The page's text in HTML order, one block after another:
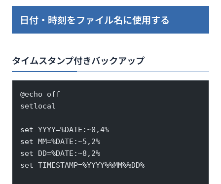
日付・時刻をファイル名に使用する
タイムスタンプ付きバックアップ
@echo off
setlocal
set YYYY=%DATE:~0,4%
set MM=%DATE:~5,2%
set DD=%DATE:~8,2%
set TIMESTAMP=%YYYY%%MM%%DD%